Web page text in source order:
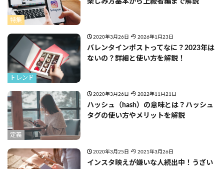
特集
トレンド
2020年3月26日 2026年1月23日
バレンタインポストってなに？2023年は
ないの？詳細と使い方を解説！
定義
2020年3月26日 2022年11月21日
ハッシュ（hash）の意味とは？ハッシュ
タグの使い方やメリットを解説
2020年3月25日 2021年3月26日
インスタ映えが嫌いな人続出中！うざい